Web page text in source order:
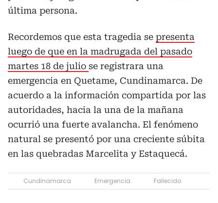
última persona.
Recordemos que esta tragedia se presenta
luego de que en la madrugada del pasado
martes 18 de julio se registrara una
emergencia en Quetame, Cundinamarca. De
acuerdo a la información compartida por las
autoridades, hacia la una de la mañana
ocurrió una fuerte avalancha. El fenómeno
natural se presentó por una creciente súbita
en las quebradas Marcelita y Estaquecá.
Cundinamarca Emergencia Fallecido